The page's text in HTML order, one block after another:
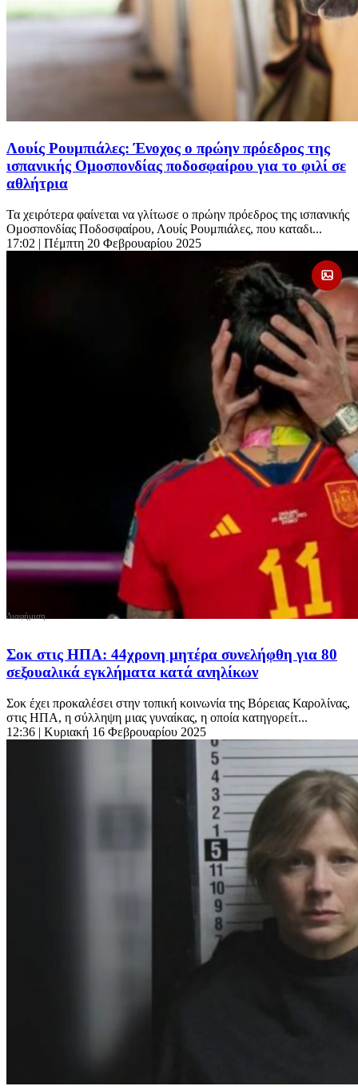
Λουίς Ρουμπιάλες: Ένοχος ο πρώην πρόεδρος της
ισπανικής Ομοσπονδίας ποδοσφαίρου για το φιλί σε
αθλήτρια
Τα χειρότερα φαίνεται να γλίτωσε ο πρώην πρόεδρος της ισπανικής
Ομοσπονδίας Ποδοσφαίρου, Λουίς Ρουμπιάλες, που καταδι...
17:02 | Πέμπτη 20 Φεβρουαρίου 2025
Σοκ στις ΗΠΑ: 44χρονη μητέρα συνελήφθη για 80
σεξουαλικά εγκλήματα κατά ανηλίκων
Σοκ έχει προκαλέσει στην τοπική κοινωνία της Βόρειας Καρολίνας,
στις ΗΠΑ, η σύλληψη μιας γυναίκας, η οποία κατηγορείτ...
12:36 | Κυριακή 16 Φεβρουαρίου 2025